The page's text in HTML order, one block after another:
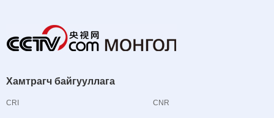
Хамтрагч байгууллага
CRI CNR